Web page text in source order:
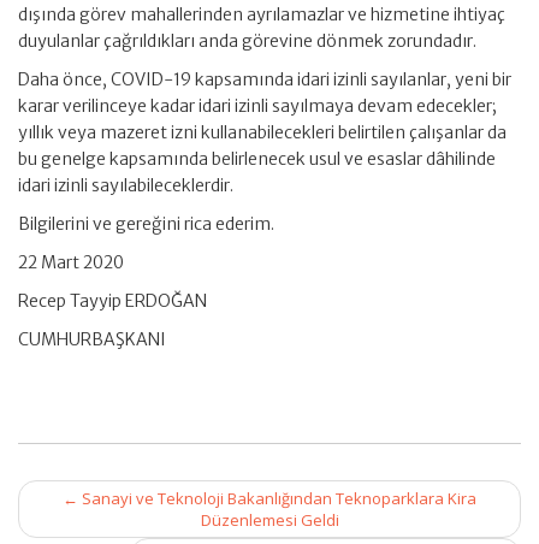
dışında görev mahallerinden ayrılamazlar ve hizmetine ihtiyaç
duyulanlar çağrıldıkları anda görevine dönmek zorundadır.
Daha önce, COVID-19 kapsamında idari izinli sayılanlar, yeni bir
karar verilinceye kadar idari izinli sayılmaya devam edecekler;
yıllık veya mazeret izni kullanabilecekleri belirtilen çalışanlar da
bu genelge kapsamında belirlenecek usul ve esaslar dâhilinde
idari izinli sayılabileceklerdir.
Bilgilerini ve gereğini rica ederim.
22 Mart 2020
Recep Tayyip ERDOĞAN
CUMHURBAŞKANI
Post
navigation
← Sanayi ve Teknoloji Bakanlığından Teknoparklara Kira
Düzenlemesi Geldi